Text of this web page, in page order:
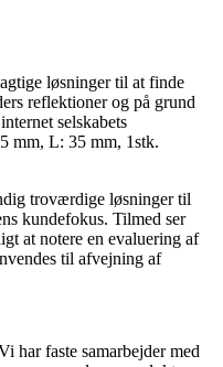
løsninger til at finde
reflektioner og på grund
selskabets
mm, L: 35 mm, 1stk.
troværdige løsninger til
kundefokus. Tilmed ser
at notere en evaluering af
til afvejning af
har faste samarbejder med